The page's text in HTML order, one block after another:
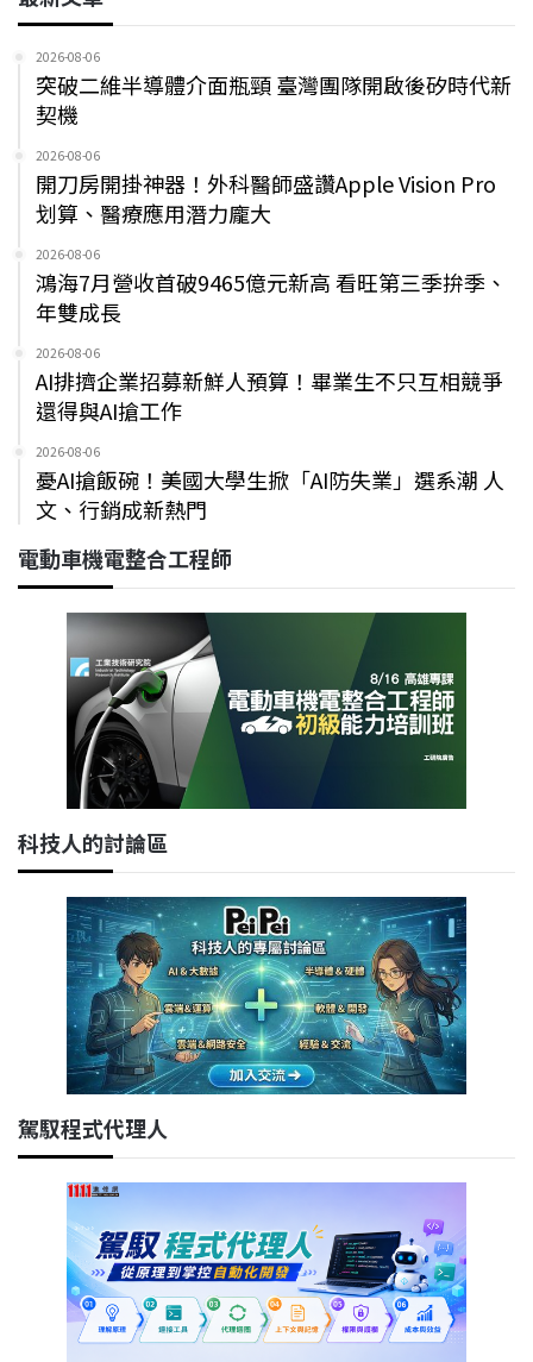
2026-08-06
突破二維半導體介面瓶頸 臺灣團隊開啟後矽時代新
契機
2026-08-06
開刀房開掛神器！外科醫師盛讚Apple Vision Pro
划算、醫療應用潛力龐大
2026-08-06
鴻海7月營收首破9465億元新高 看旺第三季拚季、
年雙成長
2026-08-06
AI排擠企業招募新鮮人預算！畢業生不只互相競爭
還得與AI搶工作
2026-08-06
憂AI搶飯碗！美國大學生掀「AI防失業」選系潮 人
文、行銷成新熱門
電動車機電整合工程師
科技人的討論區
駕馭程式代理人